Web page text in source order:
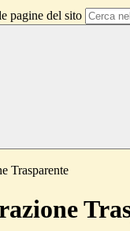
pagine del sito
Trasparente